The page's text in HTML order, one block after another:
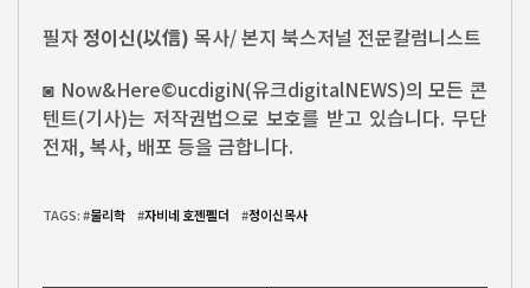
필자 정이신(以信) 목사/ 본지 북스저널 전문칼럼니스트
◙ Now&Here©ucdigiN(유크digitalNEWS)의 모든 콘
텐트(기사)는 저작권법으로 보호를 받고 있습니다. 무단
전재, 복사, 배포 등을 금합니다.
TAGS: #물리학 #자비네 호젠펠더 #정이신목사